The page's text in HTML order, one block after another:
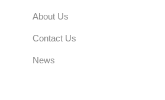
About Us
Contact Us
News